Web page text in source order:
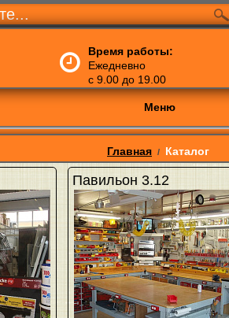
Время работы:
Ежедневно
с 9.00 до 19.00
Меню
Главная / Каталог
Павильон 3.12